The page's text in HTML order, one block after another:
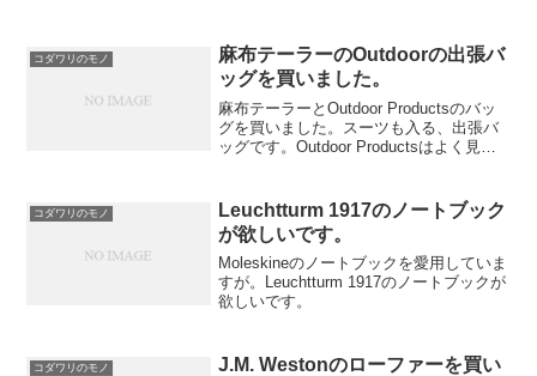
コダワリのモノ
麻布テーラーのOutdoorの出張バ
ッグを買いました。
麻布テーラーとOutdoor Productsのバッ
グを買いました。スーツも入る、出張バ
ッグです。Outdoor Productsはよく見か
ていましたが、私のスタイルと...
コダワリのモノ
Leuchtturm 1917のノートブック
が欲しいです。
Moleskineのノートブックを愛用していま
すが。Leuchtturm 1917のノートブックが
欲しいです。
コダワリのモノ
J.M. Westonのローファーを買い